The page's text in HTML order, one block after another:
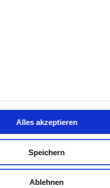
Alles akzeptieren
Speichern
Ablehnen